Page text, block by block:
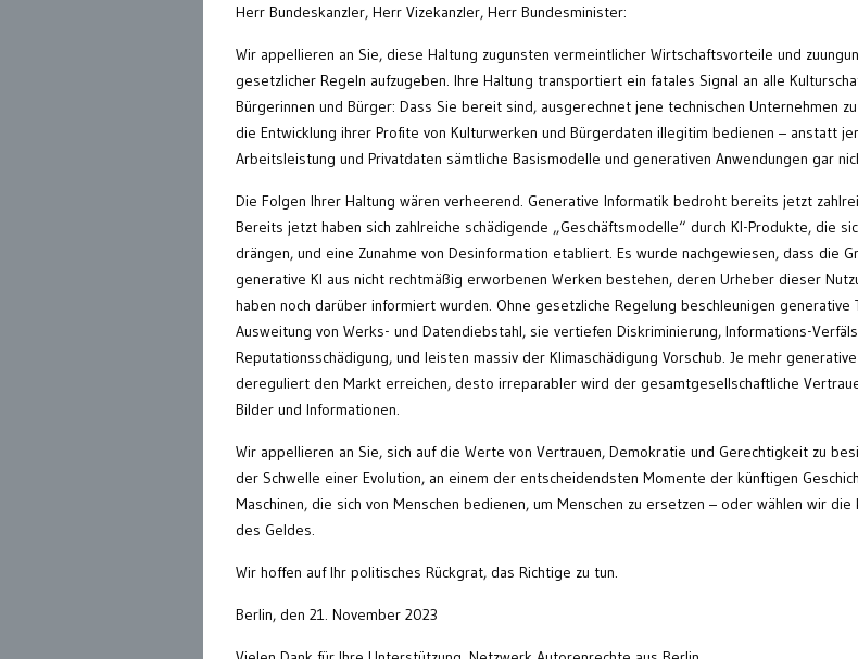
Herr Bundeskanzler, Herr Vizekanzler, Herr Bundesminister:
Wir appellieren an Sie, diese Haltung zugunsten vermeintlicher Wirtschaftsvorteile und
gesetzlicher Regeln aufzugeben. Ihre Haltung transportiert ein fatales Signal an alle
Bürgerinnen und Bürger: Dass Sie bereit sind, ausgerechnet jene technischen Unternehmen
die Entwicklung ihrer Profite von Kulturwerken und Bürgerdaten illegitim bedienen – anstatt
Arbeitsleistung und Privatdaten sämtliche Basismodelle und generativen Anwendungen gar
Die Folgen Ihrer Haltung wären verheerend. Generative Informatik bedroht bereits jetzt
Bereits jetzt haben sich zahlreiche schädigende „Geschäftsmodelle“ durch KI-Produkte, die
drängen, und eine Zunahme von Desinformation etabliert. Es wurde nachgewiesen, dass die
generative KI aus nicht rechtmäßig erworbenen Werken bestehen, deren Urheber dieser
haben noch darüber informiert wurden. Ohne gesetzliche Regelung beschleunigen generative
Ausweitung von Werks- und Datendiebstahl, sie vertiefen Diskriminierung, Informations-
Reputationsschädigung, und leisten massiv der Klimaschädigung Vorschub. Je mehr
dereguliert den Markt erreichen, desto irreparabler wird der gesamtgesellschaftliche
Bilder und Informationen.
Wir appellieren an Sie, sich auf die Werte von Vertrauen, Demokratie und Gerechtigkeit zu
der Schwelle einer Evolution, an einem der entscheidendsten Momente der künftigen
Maschinen, die sich von Menschen bedienen, um Menschen zu ersetzen – oder wählen wir
des Geldes.
Wir hoffen auf Ihr politisches Rückgrat, das Richtige zu tun.
Berlin, den 21. November 2023